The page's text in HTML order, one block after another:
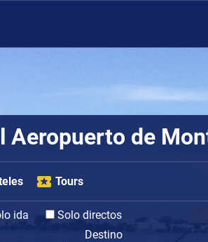
Aeropuerto de
Tours
ida
Solo directos
Destino